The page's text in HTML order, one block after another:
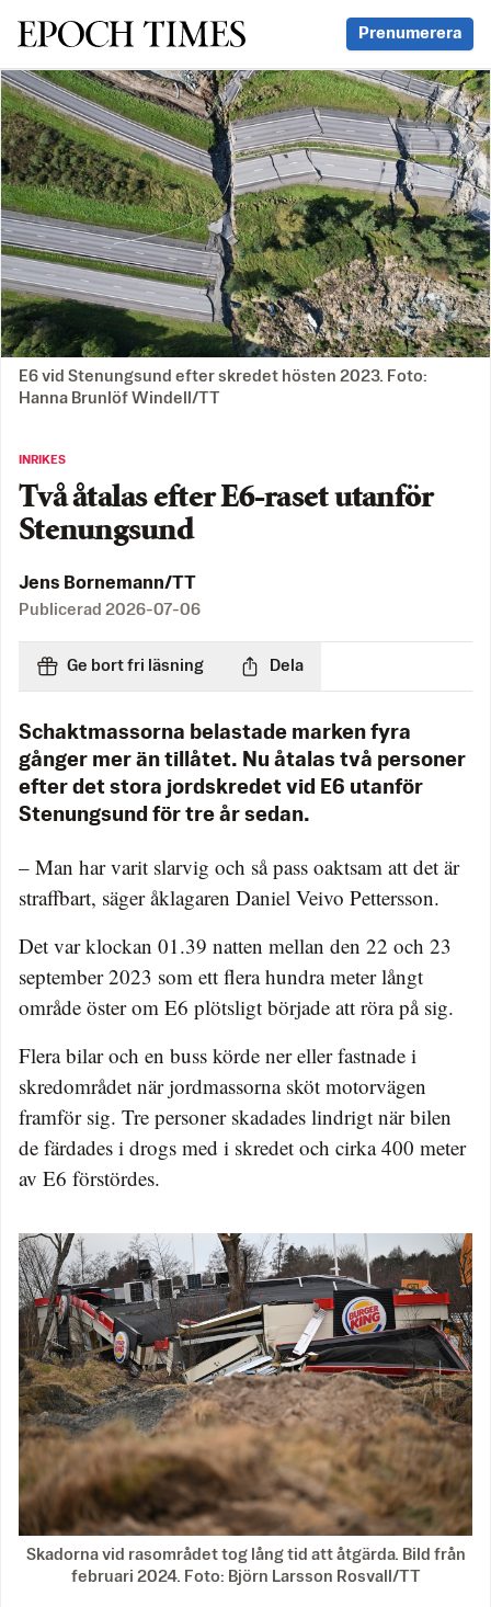
Svenska Epoch Times Prenumerera
E6 vid Stenungsund efter skredet hösten 2023. Foto:
Hanna Brunlöf Windell/TT
INRIKES
Två åtalas efter E6-raset utanför
Stenungsund
Jens Bornemann/TT
Publicerad 2026-07-06
Ge bort fri läsning Dela
Schaktmassorna belastade marken fyra
gånger mer än tillåtet. Nu åtalas två personer
efter det stora jordskredet vid E6 utanför
Stenungsund för tre år sedan.
– Man har varit slarvig och så pass oaktsam att det är
straffbart, säger åklagaren Daniel Veivo Pettersson.
Det var klockan 01.39 natten mellan den 22 och 23
september 2023 som ett flera hundra meter långt
område öster om E6 plötsligt började att röra på sig.
Flera bilar och en buss körde ner eller fastnade i
skredområdet när jordmassorna sköt motorvägen
framför sig. Tre personer skadades lindrigt när bilen
de färdades i drogs med i skredet och cirka 400 meter
av E6 förstördes.
Skadorna vid rasområdet tog lång tid att åtgärda. Bild från
februari 2024. Foto: Björn Larsson Rosvall/TT